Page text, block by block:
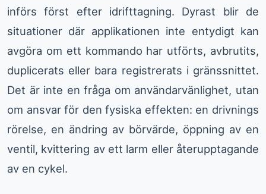
införs först efter idrifttagning. Dyrast blir de
situationer där applikationen inte entydigt kan
avgöra om ett kommando har utförts, avbrutits,
duplicerats eller bara registrerats i gränssnittet.
Det är inte en fråga om användarvänlighet, utan
om ansvar för den fysiska effekten: en drivnings
rörelse, en ändring av börvärde, öppning av en
ventil, kvittering av ett larm eller återupptagande
av en cykel.